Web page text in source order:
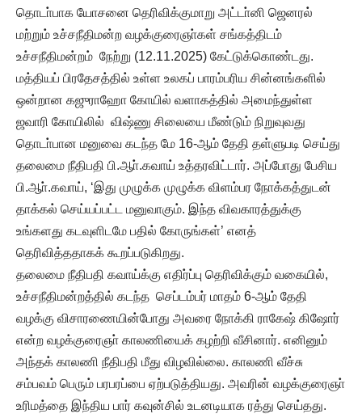
தொடா்பாக யோசனை தெரிவிக்குமாறு அட்டா்னி ஜெனரல்
மற்றும் உச்சநீதிமன்ற வழக்குரைஞா்கள் சங்கத்திடம்
உச்சநீதிமன்றம் நேற்று (12.11.2025) கேட்டுக்கொண்டது.
மத்தியப் பிரதேசத்தில் உள்ள உலகப் பாரம்பரிய சின்னங்களில்
ஒன்றான கஜுராஹோ கோயில் வளாகத்தில் அமைந்துள்ள
ஜவாரி கோயிலில் விஷ்ணு சிலையை மீண்டும் நிறுவுவது
தொடா்பான மனுவை கடந்த மே 16-ஆம் தேதி தள்ளுபடி செய்து
தலைமை நீதிபதி பி.ஆா்.கவாய் உத்தரவிட்டார். அப்போது பேசிய
பி.ஆா்.கவாய், ‘இது முழுக்க முழுக்க விளம்பர நோக்கத்துடன்
தாக்கல் செய்யப்பட்ட மனுவாகும். இந்த விவகாரத்துக்கு
உங்களது கடவுளிடமே பதில் கோருங்கள்’ எனத்
தெரிவித்ததாகக் கூறப்படுகிறது.
தலைமை நீதிபதி கவாய்க்கு எதிர்ப்பு தெரிவிக்கும் வகையில்,
உச்சநீதிமன்றத்தில் கடந்த செப்டம்பர் மாதம் 6-ஆம் தேதி
வழக்கு விசாரணையின்போது அவரை நோக்கி ராகேஷ் கிஷோர்
என்ற வழக்குரைஞா் காலணியைக் கழற்றி வீசினார். எனினும்
அந்தக் காலணி நீதிபதி மீது விழவில்லை. காலணி வீச்சு
சம்பவம் பெரும் பரபரப்பை ஏற்படுத்தியது. அவரின் வழக்குரைஞா்
உரிமத்தை இந்திய பார் கவுன்சில் உடனடியாக ரத்து செய்தது.